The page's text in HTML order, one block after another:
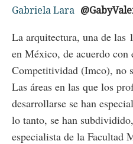
Gabriela Lara
La arquitectura, una de las
en México, de acuerdo
Competitividad (Imco), no
Las áreas en las que los
desarrollarse se han
lo tanto, se han
especialista de la Facultad